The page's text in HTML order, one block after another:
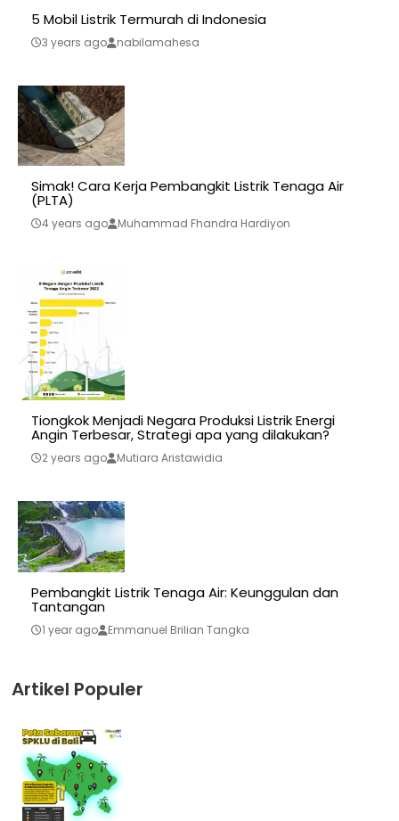
5 Mobil Listrik Termurah di Indonesia
3 years ago nabilamahesa
Simak! Cara Kerja Pembangkit Listrik Tenaga Air
(PLTA)
4 years ago Muhammad Fhandra Hardiyon
Tiongkok Menjadi Negara Produksi Listrik Energi
Angin Terbesar, Strategi apa yang dilakukan?
2 years ago Mutiara Aristawidia
Pembangkit Listrik Tenaga Air: Keunggulan dan
Tantangan
1 year ago Emmanuel Brilian Tangka
Artikel Populer